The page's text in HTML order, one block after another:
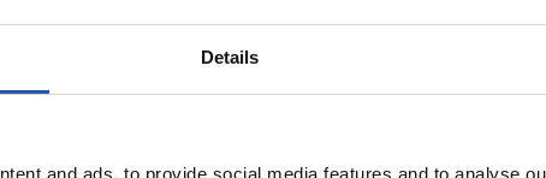
Details
and ads, to provide social media features and to analyse